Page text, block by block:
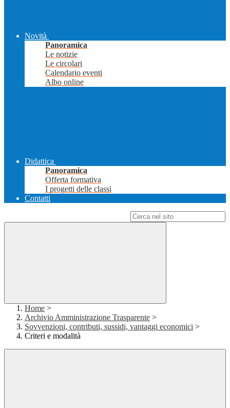
Novità
Panoramica
Le notizie
Le circolari
Calendario eventi
Albo online
Didattica
Panoramica
Offerta formativa
I progetti delle classi
Contatti
Home >
Archivio Amministrazione Trasparente >
Sovvenzioni, contributi, sussidi, vantaggi economici >
Criteri e modalità